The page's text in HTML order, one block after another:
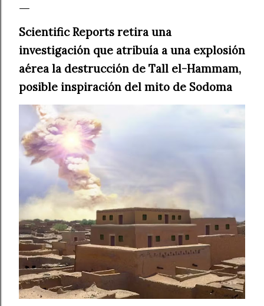
Scientific Reports retira una
investigación que atribuía a una explosión
aérea la destrucción de Tall el-Hammam,
posible inspiración del mito de Sodoma